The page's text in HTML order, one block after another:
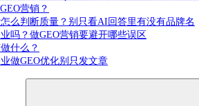
营销？
么判断质量？别只看AI回答里有没有品牌名
吗？做GEO营销要避开哪些误区
什么？
做GEO优化别只发文章